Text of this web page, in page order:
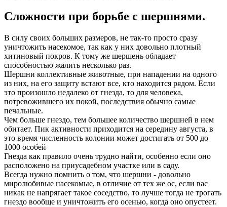
Сложности при борьбе с шершнями.
В силу своих больших размеров, не так-то просто сразу
уничтожить насекомое, так как у них довольно плотный
хитиновый покров. К тому же шершень обладает
способностью жалить несколько раз.
Шершни коллективные животные, при нападении на одного
из них, на его защиту встают все, кто находится рядом. Если
это произошло недалеко от гнезда, то для человека,
потревожившего их покой, последствия обычно самые
печальные.
Чем больше гнездо, тем большее количество шершней в нем
обитает. Пик активности приходится на середину августа, в
это время численность колонии может достигать от 500 до
1000 особей
Гнезда как правило очень трудно найти, особенно если оно
расположено на приусадебном участке или в саду.
Всегда нужно помнить о том, что шершни - довольно
миролюбивые насекомые, в отличие от тех же ос, если вас
никак не напрягает такое соседство, то лучше тогда не трогать
гнездо вообще и уничтожить его осенью, когда оно опустеет.